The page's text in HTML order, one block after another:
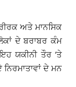
ਅਤੇ ਮਾਨਸਿਕ
ਦੇ ਬਰਾਬਰ ਕੰਮ
ਯਕੀਨੀ ਤੌਰ ‘ਤੇ
ਨਿਰਮਾਤਾਵਾਂ ਦੇ ਮਨ